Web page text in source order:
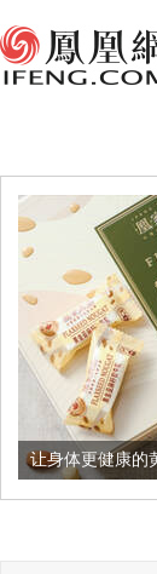
让身体更健康的